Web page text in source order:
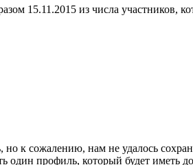
15.11.2015 из числа участников,
к сожалению, нам не удалось
один профиль, который будет иметь